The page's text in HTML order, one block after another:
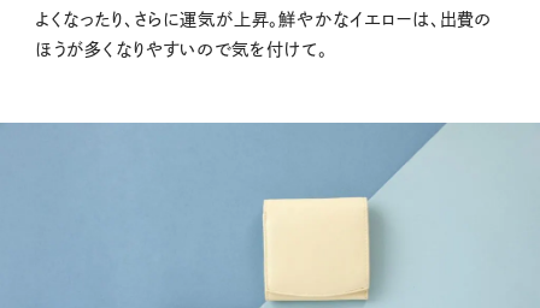
よくなったり、さらに運気が上昇。鮮やかなイエローは、出費の
ほうが多くなりやすいので気を付けて。